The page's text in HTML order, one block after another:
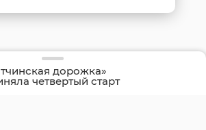
дорожка»
четвертый старт
на открытом